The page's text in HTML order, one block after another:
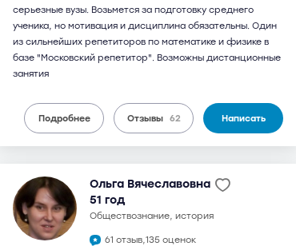
серьезные вузы. Возьмется за подготовку среднего
ученика, но мотивация и дисциплина обязательны. Один
из сильнейших репетиторов по математике и физике в
базе "Московский репетитор". Возможны дистанционные
занятия
Подробнее Отзывы 62 Написать
Ольга Вячеславовна
51 год
обществознание, история
61 отзыв,135 оценок